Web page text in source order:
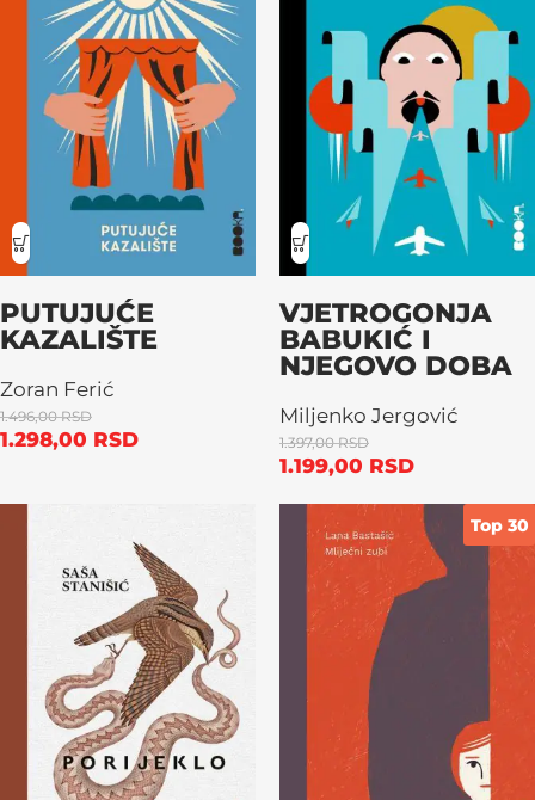
PUTUJUĆE
KAZALIŠTE
Zoran Ferić
1.496,00RSD
1.298,00 RSD
VJETROGONJA
BABUKIĆ I
NJEGOVO DOBA
Miljenko Jergović
1.397,00RSD
1.199,00 RSD
Top 30